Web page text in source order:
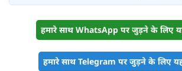
हमारे साथ WhatsApp पर जुड़ने के लिए
हमारे साथ Telegram पर जुड़ने के लिए